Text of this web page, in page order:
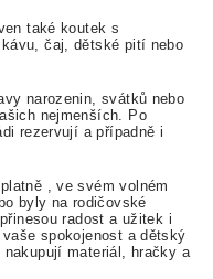
také koutek s
čaj, dětské pití nebo
narozenin, svátků nebo
nejmenších. Po
rezervují a případně i
, ve svém volném
byly na rodičovské
radost a užitek i
spokojenost a dětský
materiál, hračky a